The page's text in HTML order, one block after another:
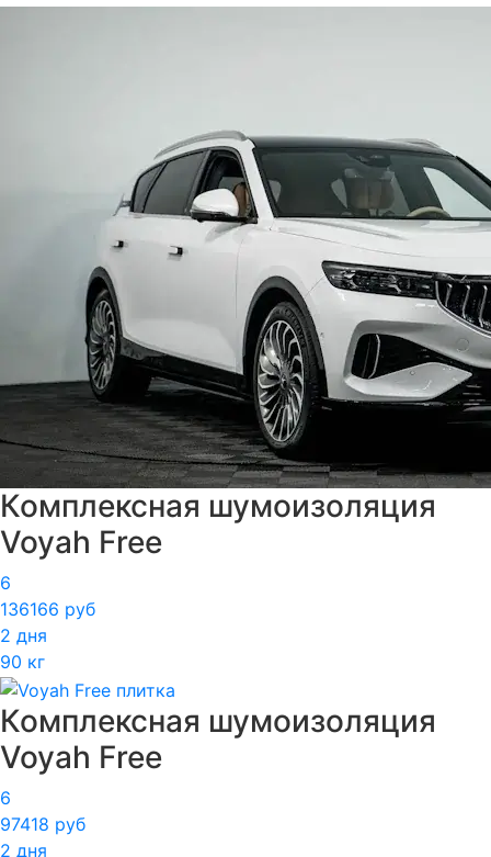
Комплексная шумоизоляция
Voyah Free
6
136166 руб
2 дня
90 кг
Комплексная шумоизоляция
Voyah Free
6
97418 руб
2 дня